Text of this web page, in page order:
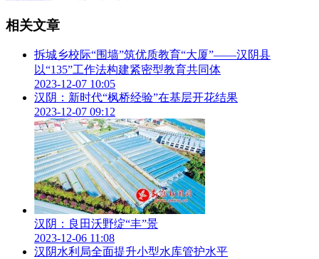
相关文章
拆城乡校际“围墙”筑优质教育“大厦”——汉阴县
以“135”工作法构建紧密型教育共同体
2023-12-07 10:05
汉阴：新时代“枫桥经验”在基层开花结果
2023-12-07 09:12
汉阴：良田沃野绽“丰”景
2023-12-06 11:08
汉阴水利局全面提升小型水库管护水平